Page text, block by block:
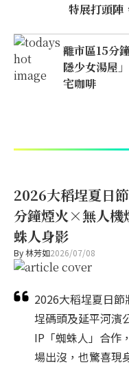
特展打頭陣
離市區15分
隱少女湯屋
宅咖啡
2026大稻埕夏日
分鐘煙火×無人機
蛛人身影
By林芳如2026/07/08
2026大稻埕夏日
埕碼頭及延平河濱
IP「蜘蛛人」合作
場出沒，也驚喜現